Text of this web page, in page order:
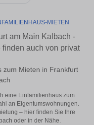
MIETEN
am Main Kalbach -
auch von privat
zum Mieten in Frankfurt
eine Einfamilienhaus zum
an Eigentumswohnungen.
– hier finden Sie Ihre
oder in der Nähe.